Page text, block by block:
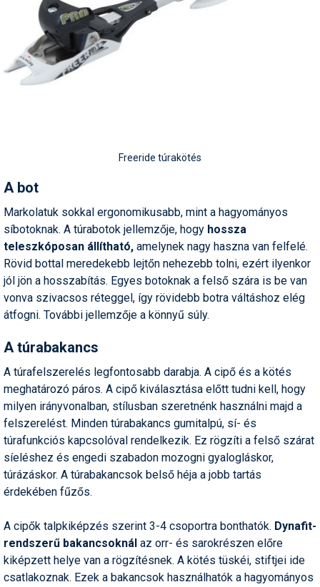
Freeride túrakötés
A bot
Markolatuk sokkal ergonomikusabb, mint a hagyományos
síbotoknak. A túrabotok jellemzője, hogy hossza
teleszkóposan állítható, amelynek nagy haszna van felfelé.
Rövid bottal meredekebb lejtőn nehezebb tolni, ezért ilyenkor
jól jön a hosszabítás. Egyes botoknak a felső szára is be van
vonva szivacsos réteggel, így rövidebb botra váltáshoz elég
átfogni. További jellemzője a könnyű súly.
A túrabakancs
A túrafelszerelés legfontosabb darabja. A cipő és a kötés
meghatározó páros. A cipő kiválasztása előtt tudni kell, hogy
milyen irányvonalban, stílusban szeretnénk használni majd a
felszerelést. Minden túrabakancs gumitalpú, sí- és
túrafunkciós kapcsolóval rendelkezik. Ez rögzíti a felső szárat
síeléshez és engedi szabadon mozogni gyalogláskor,
túrázáskor. A túrabakancsok belső héja a jobb tartás
érdekében fűzős.
A cipők talpkiképzés szerint 3-4 csoportra bonthatók. Dynafit-
rendszerű bakancsoknál az orr- és sarokrészen előre
kiképzett helye van a rögzítésnek. A kötés tüskéi, stiftjei ide
csatlakoznak. Ezek a bakancsok használhatók a hagyományos